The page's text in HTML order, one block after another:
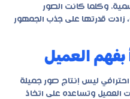
وكلما كانت الصور
زادت قدرتها على جذب الجمهور
بفهم العميل
ليس إنتاج صور جميلة
العميل وتساعده على اتخاذ